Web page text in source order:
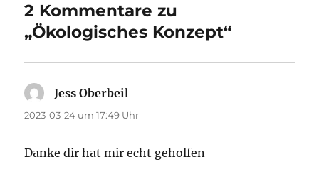
2 Kommentare zu
„Ökologisches Konzept“
Jess Oberbeil
2023-03-24 um 17:49 Uhr
Danke dir hat mir echt geholfen